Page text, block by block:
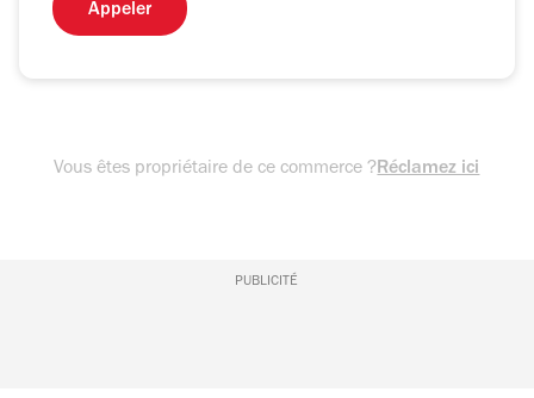
Appeler
Vous êtes propriétaire de ce commerce ?Réclamez ici
PUBLICITÉ